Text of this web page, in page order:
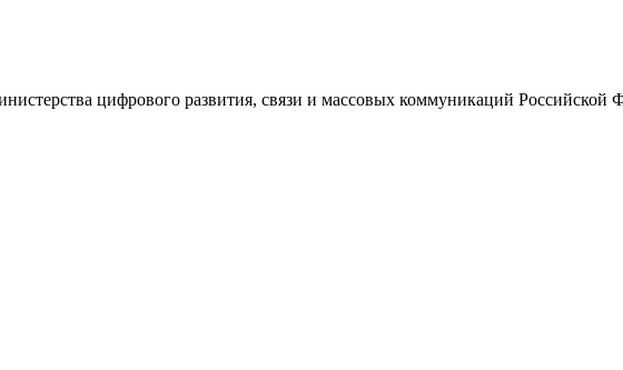
цифрового развития, связи и массовых коммуникаций Российской